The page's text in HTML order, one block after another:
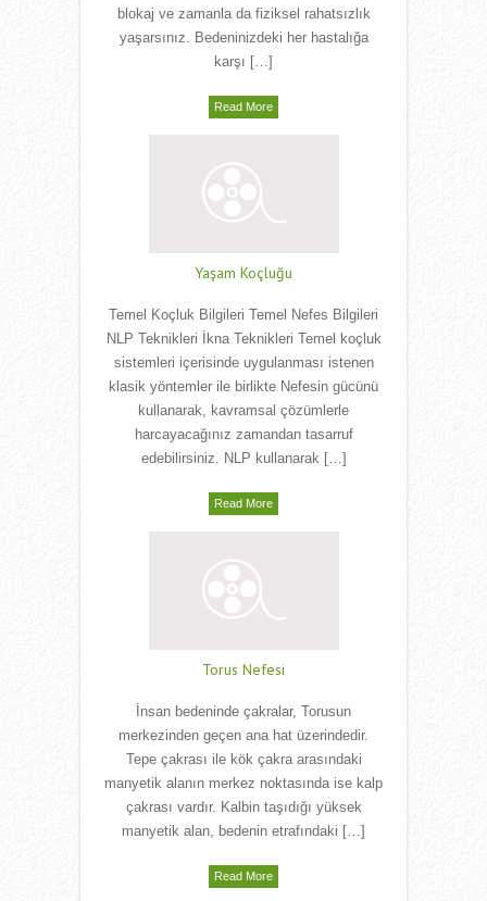
blokaj ve zamanla da fiziksel rahatsızlık
yaşarsınız. Bedeninizdeki her hastalığa
karşı […]
Read More
Yaşam Koçluğu
Temel Koçluk Bilgileri Temel Nefes Bilgileri
NLP Teknikleri İkna Teknikleri Temel koçluk
sistemleri içerisinde uygulanması istenen
klasik yöntemler ile birlikte Nefesin gücünü
kullanarak, kavramsal çözümlerle
harcayacağınız zamandan tasarruf
edebilirsiniz. NLP kullanarak […]
Read More
Torus Nefesi
İnsan bedeninde çakralar, Torusun
merkezinden geçen ana hat üzerindedir.
Tepe çakrası ile kök çakra arasındaki
manyetik alanın merkez noktasında ise kalp
çakrası vardır. Kalbin taşıdığı yüksek
manyetik alan, bedenin etrafındaki […]
Read More